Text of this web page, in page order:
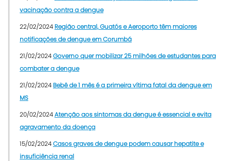
vacinação contra a dengue
22/02/2024 Região central, Guatós e Aeroporto têm maiores
notificações de dengue em Corumbá
21/02/2024Governo quer mobilizar 25 milhões de estudantes para
combater a dengue
21/02/2024 Bebê de 1 mês é a primeira vítima fatal da dengue em
MS
20/02/2024Atenção aos sintomas da dengue é essencial e evita
agravamento da doença
15/02/2024Casos graves de dengue podem causar hepatite e
insuficiência renal